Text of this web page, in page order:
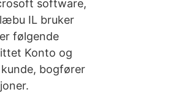
software,
IL bruker
følgende
Konto og
bogfører